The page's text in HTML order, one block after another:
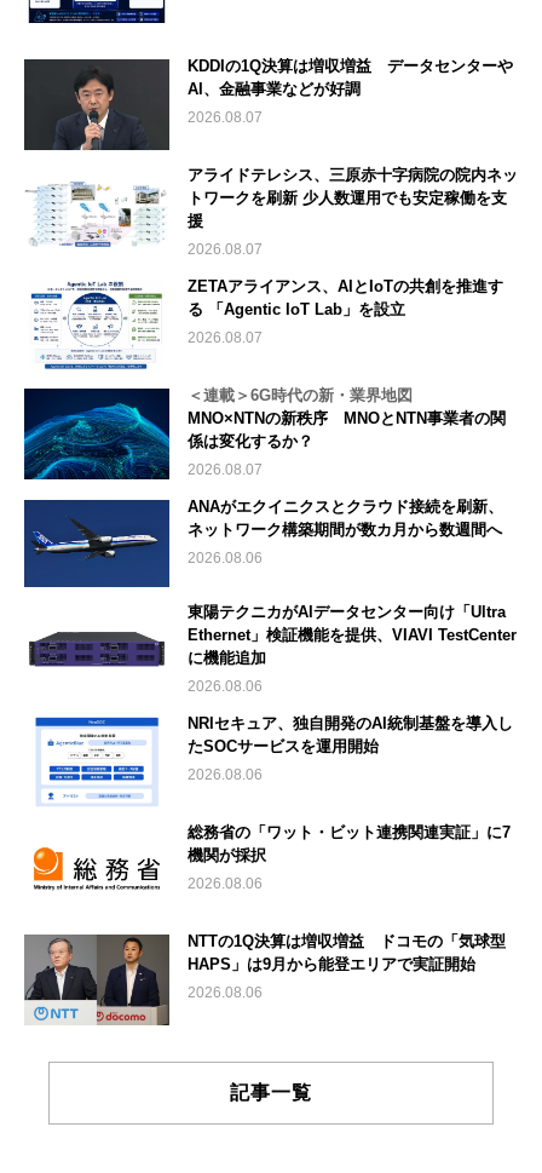
KDDIの1Q決算は増収増益 データセンターや
AI、金融事業などが好調
2026.08.07
アライドテレシス、三原赤十字病院の院内ネッ
トワークを刷新 少人数運用でも安定稼働を支
援
2026.08.07
ZETAアライアンス、AIとIoTの共創を推進す
る 「Agentic IoT Lab」を設立
2026.08.07
＜連載＞6G時代の新・業界地図
MNO×NTNの新秩序 MNOとNTN事業者の関
係は変化するか？
2026.08.07
ANAがエクイニクスとクラウド接続を刷新、
ネットワーク構築期間が数カ月から数週間へ
2026.08.06
東陽テクニカがAIデータセンター向け「Ultra
Ethernet」検証機能を提供、VIAVI TestCenter
に機能追加
2026.08.06
NRIセキュア、独自開発のAI統制基盤を導入し
たSOCサービスを運用開始
2026.08.06
総務省の「ワット・ビット連携関連実証」に7
機関が採択
2026.08.06
NTTの1Q決算は増収増益 ドコモの「気球型
HAPS」は9月から能登エリアで実証開始
2026.08.06
記事一覧